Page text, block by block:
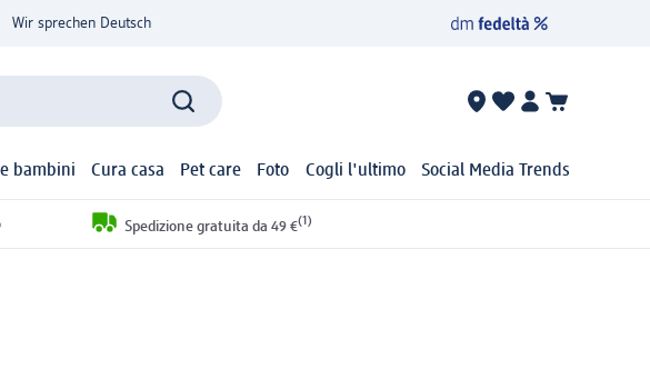
Wir sprechen Deutsch
bambini Cura casa Pet care Foto Cogli l'ultimo Social Media Trends
Spedizione gratuita da 49 €(1)